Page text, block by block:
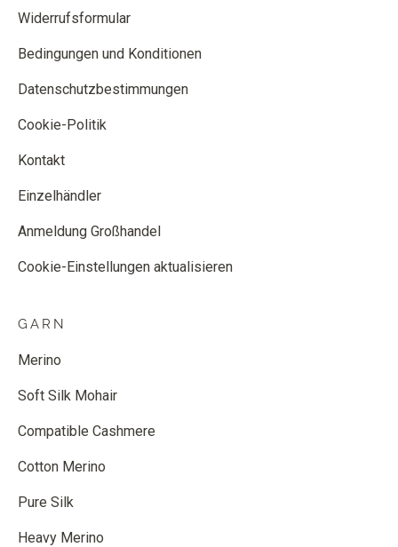
Widerrufsformular
Bedingungen und Konditionen
Datenschutzbestimmungen
Cookie-Politik
Kontakt
Einzelhändler
Anmeldung Großhandel
Cookie-Einstellungen aktualisieren
GARN
Merino
Soft Silk Mohair
Compatible Cashmere
Cotton Merino
Pure Silk
Heavy Merino